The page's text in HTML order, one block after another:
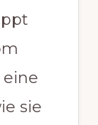
eine
sie